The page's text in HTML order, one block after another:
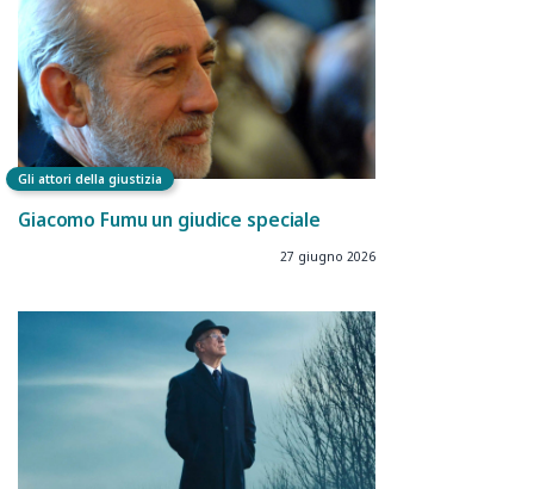
Gli attori della giustizia
Giacomo Fumu un giudice speciale
27 giugno 2026